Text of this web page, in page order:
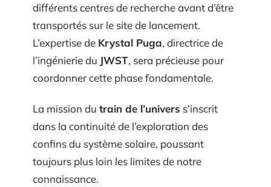
différents centres de recherche avant d’être
transportés sur le site de lancement.
L’expertise de Krystal Puga, directrice de
l’ingénierie du JWST, sera précieuse pour
coordonner cette phase fondamentale.
La mission du train de l’univers s’inscrit
dans la continuité de l’exploration des
confins du système solaire, poussant
toujours plus loin les limites de notre
connaissance.